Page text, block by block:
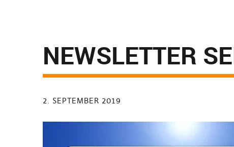
NEWSLETTER
2. SEPTEMBER 2019